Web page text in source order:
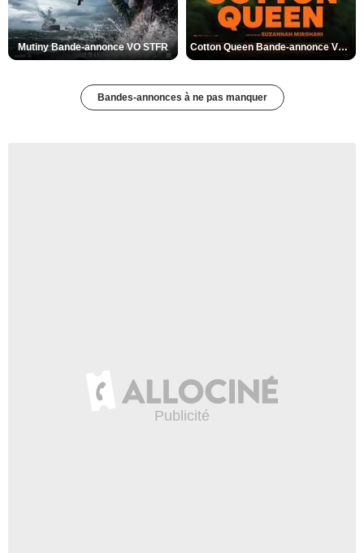
Mutiny Bande-annonce VO STFR Cotton Queen Bande-annonce VO STFR
Bandes-annonces à ne pas manquer